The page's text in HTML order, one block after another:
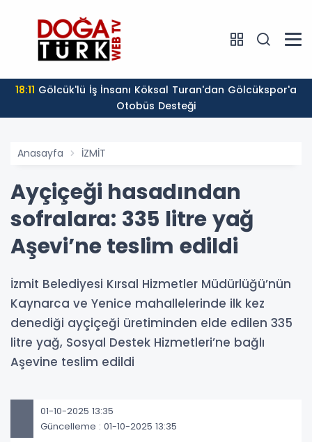
18:11
Otobüs Desteği
Anasayfa İZMİT
Ayçiçeği hasadından
sofralara: 335 litre yağ
Aşevi’ne teslim edildi
İzmit Belediyesi Kırsal Hizmetler Müdürlüğü’nün
Kaynarca ve Yenice mahallelerinde ilk kez
denediği ayçiçeği üretiminden elde edilen 335
litre yağ, Sosyal Destek Hizmetleri’ne bağlı
Aşevine teslim edildi
01-10-2025 13:35
Güncelleme : 01-10-2025 13:35